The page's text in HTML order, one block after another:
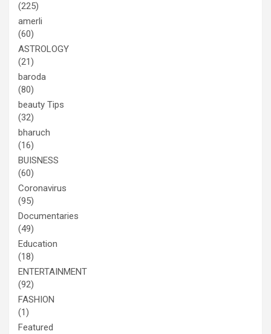
(225)
amerli
(60)
ASTROLOGY
(21)
baroda
(80)
beauty Tips
(32)
bharuch
(16)
BUISNESS
(60)
Coronavirus
(95)
Documentaries
(49)
Education
(18)
ENTERTAINMENT
(92)
FASHION
(1)
Featured